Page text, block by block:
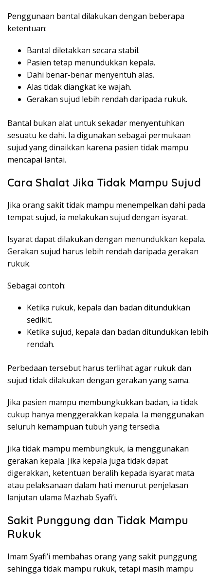
Penggunaan bantal dilakukan dengan beberapa
ketentuan:
Bantal diletakkan secara stabil.
Pasien tetap menundukkan kepala.
Dahi benar-benar menyentuh alas.
Alas tidak diangkat ke wajah.
Gerakan sujud lebih rendah daripada rukuk.
Bantal bukan alat untuk sekadar menyentuhkan
sesuatu ke dahi. Ia digunakan sebagai permukaan
sujud yang dinaikkan karena pasien tidak mampu
mencapai lantai.
Cara Shalat Jika Tidak Mampu Sujud
Jika orang sakit tidak mampu menempelkan dahi pada
tempat sujud, ia melakukan sujud dengan isyarat.
Isyarat dapat dilakukan dengan menundukkan kepala.
Gerakan sujud harus lebih rendah daripada gerakan
rukuk.
Sebagai contoh:
Ketika rukuk, kepala dan badan ditundukkan
sedikit.
Ketika sujud, kepala dan badan ditundukkan lebih
rendah.
Perbedaan tersebut harus terlihat agar rukuk dan
sujud tidak dilakukan dengan gerakan yang sama.
Jika pasien mampu membungkukkan badan, ia tidak
cukup hanya menggerakkan kepala. Ia menggunakan
seluruh kemampuan tubuh yang tersedia.
Jika tidak mampu membungkuk, ia menggunakan
gerakan kepala. Jika kepala juga tidak dapat
digerakkan, ketentuan beralih kepada isyarat mata
atau pelaksanaan dalam hati menurut penjelasan
lanjutan ulama Mazhab Syafi’i.
Sakit Punggung dan Tidak Mampu
Rukuk
Imam Syafi’i membahas orang yang sakit punggung
sehingga tidak mampu rukuk, tetapi masih mampu